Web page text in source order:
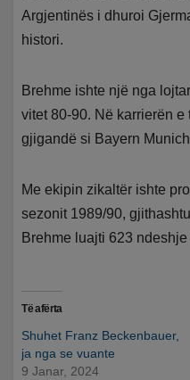
Argjentinës i dhuroi
histori.
Brehme ishte një nga
vitet 80-90. Në karrierën
gjigandë si Bayern
Me ekipin zikaltër ishte
sezonit 1989/90,
Brehme luajti 623
Të afërta
Shuhet Franz Beckenbauer,
ja nga se vuante
9 Janar, 2024